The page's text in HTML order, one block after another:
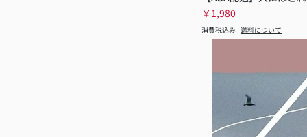
価格
￥1,980
消費税込み |送料について